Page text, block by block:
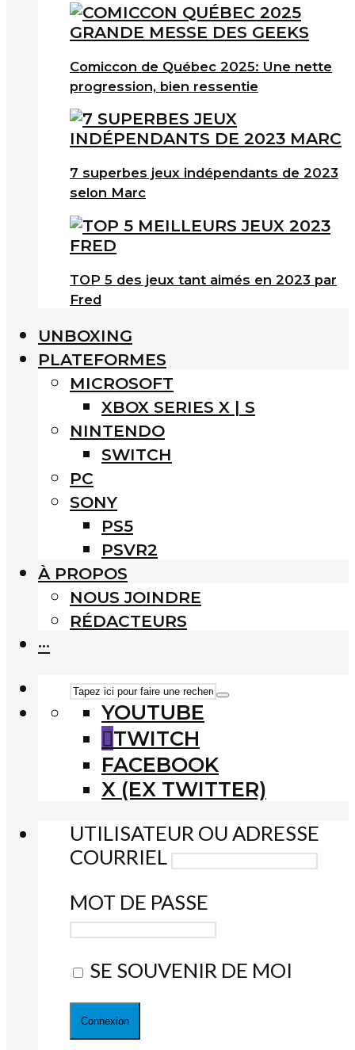
Comiccon de Québec 2025: Une nette
progression, bien ressentie
7 superbes jeux indépendants de 2023
selon Marc
TOP 5 des jeux tant aimés en 2023 par
Fred
UNBOXING
PLATEFORMES
MICROSOFT
XBOX SERIES X | S
NINTENDO
SWITCH
PC
SONY
PS5
PSVR2
À PROPOS
NOUS JOINDRE
RÉDACTEURS
···
YOUTUBE
TWITCH
FACEBOOK
X (EX TWITTER)
UTILISATEUR OU ADRESSE
COURRIEL
MOT DE PASSE
SE SOUVENIR DE MOI